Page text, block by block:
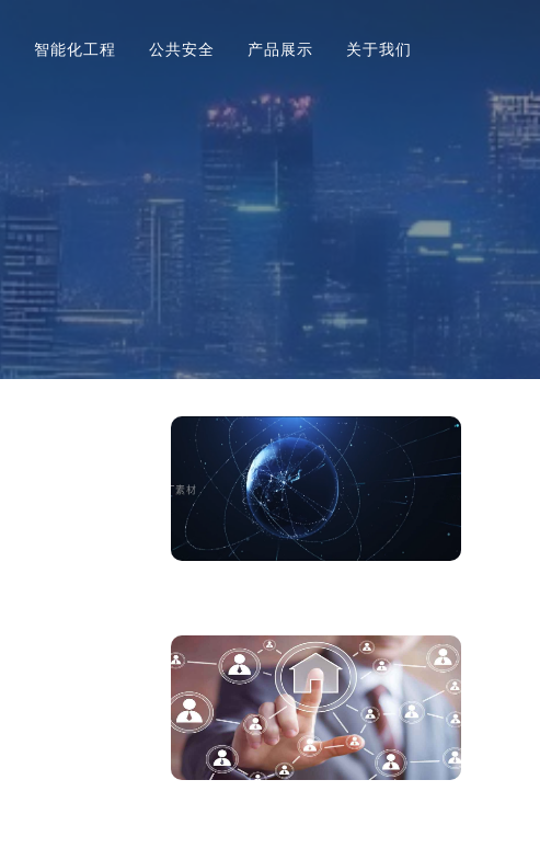
智能化工程 公共安全 产品展示 关于我们